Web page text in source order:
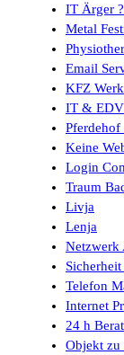
IT Ärger
Metal
Email
KFZ
IT & EDV
Pferdehof
Keine
Login
Traum
Livja
Lenja
Netzwerk
Telefon
Internet
24 h
Objekt zu